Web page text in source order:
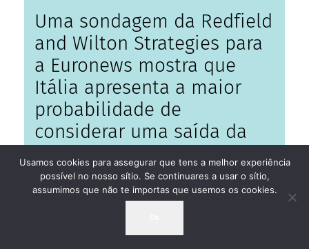
Uma sondagem da Redfield
and Wilton Strategies para
a Euronews mostra que
Itália apresenta a maior
probabilidade de
considerar uma saída da
comunidade na
eventualidade de o Reino
Unido comprovar os
Outros países com peso
Usamos cookies para assegurar que tens a melhor experiência
possível no nosso sítio. Se continuares a usar o sítio,
assumimos que não te importas que usemos os cookies.